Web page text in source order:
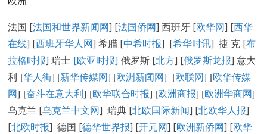
法国 [法国和世界新闻网] [法国侨网] 西班牙 [欧华网] [西华
在线] [西班牙华人网] 希腊 [中希时报] [希华时讯] 捷 克 [布
拉格时报]瑞士 [欧亚时报] 俄罗斯 [北方] [俄罗斯龙报]意大
利 [华人街] [新华传媒网] [欧洲新闻网] [欧联网] [欧华传媒
网] [奋斗在意大利] [欧华联合时报] [欧洲商报] [欧洲华商网]
乌克兰 [乌克兰中文网] 瑞典 [北欧国际新闻] [北欧华人报]
[北欧时报] 德国 [德华世界报] [开元网] [欧洲新侨网] [欧华